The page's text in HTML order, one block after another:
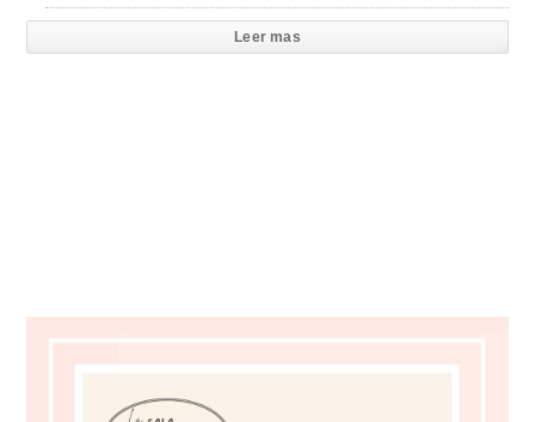
Leer mas